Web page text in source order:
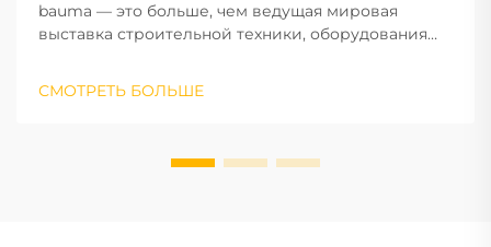
bauma — это больше, чем ведущая мировая
выставка строительной техники, оборудования
транспортных средств и оборудования: это пульс
СМОТРЕТЬ БОЛЬШЕ